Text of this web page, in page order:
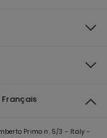
Français
Primo n. 5/3 - Italy -